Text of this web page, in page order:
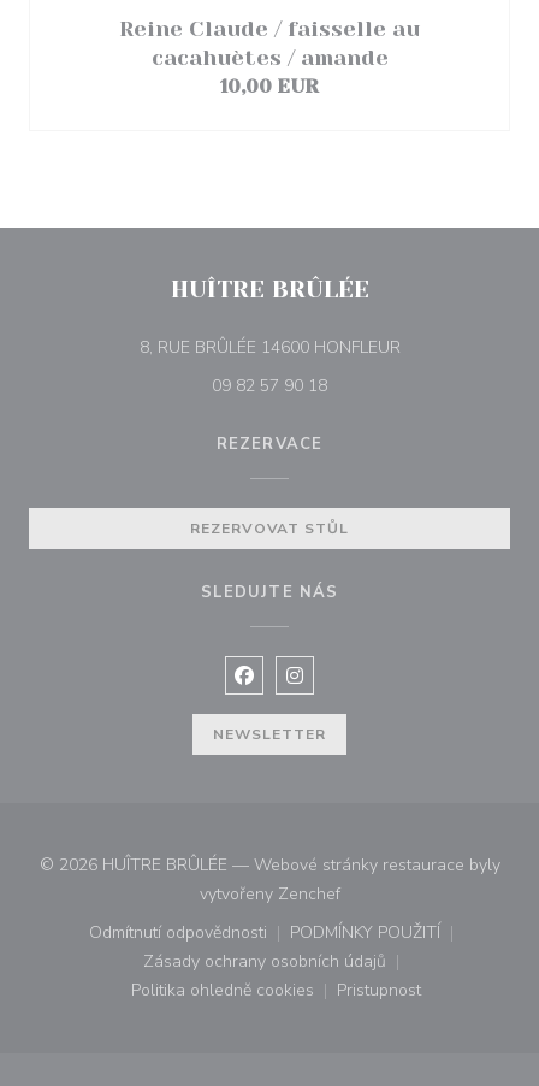
Reine Claude / faisselle au
cacahuètes / amande
10,00 EUR
HUÎTRE BRÛLÉE
8, RUE BRÛLÉE 14600 HONFLEUR((otevře se v
09 82 57 90 18
REZERVACE
REZERVOVAT STŮL
SLEDUJTE NÁS
Facebook ((otevře se v novém
Instagram ((otevře se v
NEWSLETTER
© 2026 HUÎTRE BRÛLÉE — Webové stránky restaurace byly
vytvořeny Zenchef((otevře se v novém okně))
Odmítnutí odpovědnosti
((otevře se v novém okně))
PODMÍNKY POUŽITÍ
((otevře se v novém
Zásady ochrany osobních údajů
((otevře se v novém okně))
Politika ohledně cookies
((otevře se v novém okně))
Pristupnost
((otevře se v novém